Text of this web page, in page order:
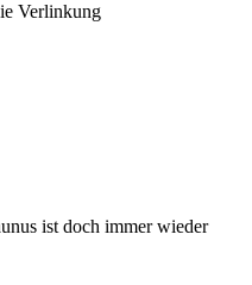
Verlinkung
ist doch immer wieder